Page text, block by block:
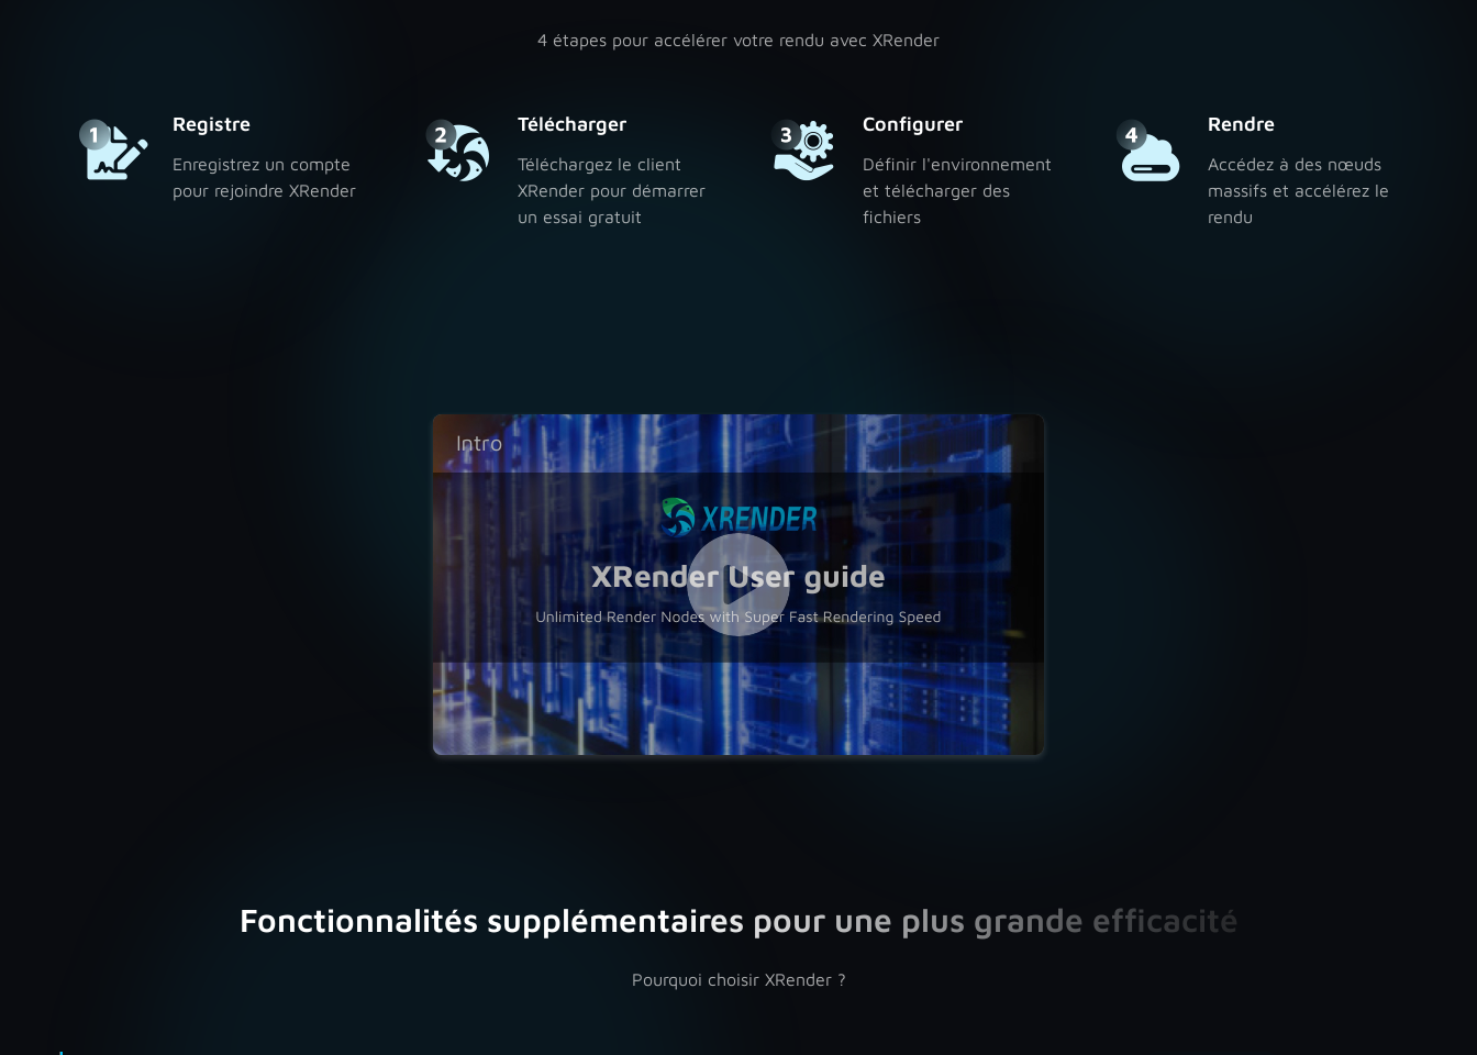
4 étapes pour accélérer votre rendu avec XRender
Registre
Enregistrez un compte
pour rejoindre XRender
Télécharger
Téléchargez le client
XRender pour démarrer
un essai gratuit
Configurer
Définir l'environnement
et télécharger des
fichiers
Rendre
Accédez à des nœuds
massifs et accélérez le
rendu
Fonctionnalités supplémentaires pour une plus grande efficacité
Pourquoi choisir XRender ?